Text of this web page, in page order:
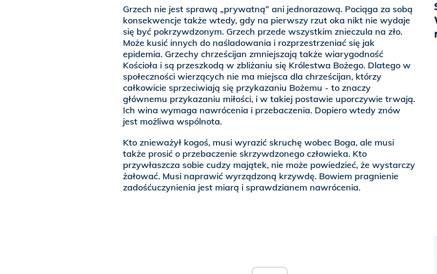
Grzech nie jest sprawą „prywatną” ani jednorazową. Pociąga za sobą
konsekwencje także wtedy, gdy na pierwszy rzut oka nikt nie wydaje
się być pokrzywdzonym. Grzech przede wszystkim znieczula na zło.
Może kusić innych do naśladowania i rozprzestrzeniać się jak
epidemia. Grzechy chrześcijan zmniejszają także wiarygodność
Kościoła i są przeszkodą w zbliżaniu się Królestwa Bożego. Dlatego w
społeczności wierzących nie ma miejsca dla chrześcijan, którzy
całkowicie sprzeciwiają się przykazaniu Bożemu - to znaczy
głównemu przykazaniu miłości, i w takiej postawie uporczywie trwają.
Ich wina wymaga nawrócenia i przebaczenia. Dopiero wtedy znów
jest możliwa wspólnota.
Kto znieważył kogoś, musi wyrazić skruchę wobec Boga, ale musi
także prosić o przebaczenie skrzywdzonego człowieka. Kto
przywłaszcza sobie cudzy majątek, nie może powiedzieć, że wystarczy
żałować. Musi naprawić wyrządzoną krzywdę. Bowiem pragnienie
zadośćuczynienia jest miarą i sprawdzianem nawrócenia.